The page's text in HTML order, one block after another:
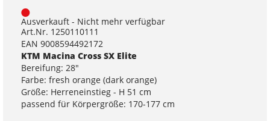
Ausverkauft - Nicht mehr verfügbar
Art.Nr. 1250110111
EAN 9008594492172
KTM Macina Cross SX Elite
Bereifung: 28"
Farbe: fresh orange (dark orange)
Größe: Herreneinstieg - H 51 cm
passend für Körpergröße: 170-177 cm